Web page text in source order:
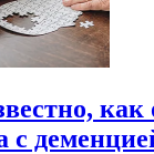
как
с